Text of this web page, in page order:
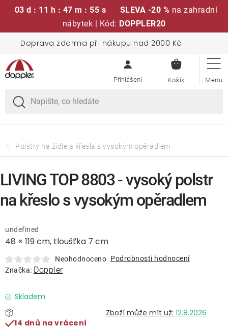
03 d : 11 h : 47 m : 55 s SLEVA -20 % na zahradní
nábytek | Kód: DOPPLER20
obsah
Doprava zdarma při nákupu nad 2000 Kč
KOŠÍK
Sedací soupravy
Slunečníky
Křesla a židle
Lavice a houpačky
Lehátka
Doplňky
Deštníky
Gastro produkty
Polstry na židle a křesla s vysokým opěradlem
48 × 119 cm, tloušťka 7 cm
undefined
Neohodnoceno Podrobnosti hodnocení
Značka: Doppler
Skladem
12.8.2026
14 dnů na vrácení
LIVING TOP 8803 - vysoký polstr
na křeslo s vysokým opěradlem